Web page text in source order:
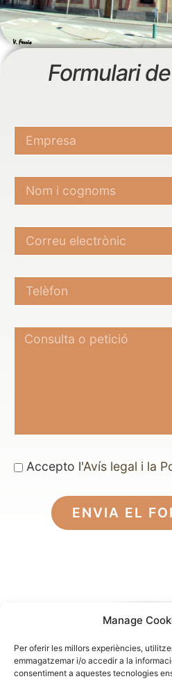
Manage
Per oferir les millors experiències,
emmagatzemar i/o accedir a la
consentiment a aquestes tecnologies
Formulari
Accepto l'Avís legal i la
ENVIA EL
FARINERA